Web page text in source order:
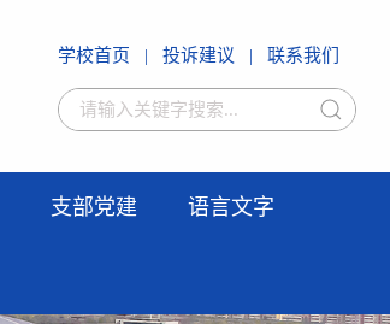
联系我们
|
投诉建议
|
学校首页
支部党建 语言文字